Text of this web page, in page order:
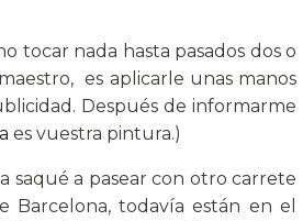
tocar nada hasta pasados dos o
es aplicarle unas manos
Después de informarme
es vuestra pintura.)
saqué a pasear con otro carrete
todavía están en el